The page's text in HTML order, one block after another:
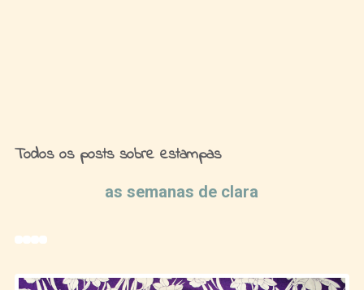
Todos os posts sobre estampas
as semanas de clara